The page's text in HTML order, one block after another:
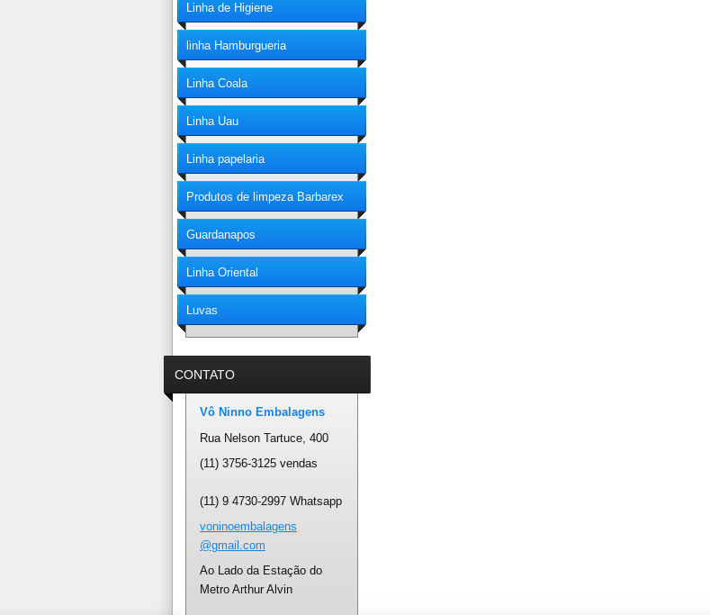
Linha de Higiene
linha Hamburgueria
Linha Coala
Linha Uau
Linha papelaria
Produtos de limpeza Barbarex
Guardanapos
Linha Oriental
Luvas
CONTATO
Vô Ninno Embalagens
Rua Nelson Tartuce, 400
(11) 3756-3125 vendas
(11) 9 4730-2997 Whatsapp
voninoem balagens
@gmail.com
Ao Lado da Estação do
Metro Arthur Alvin